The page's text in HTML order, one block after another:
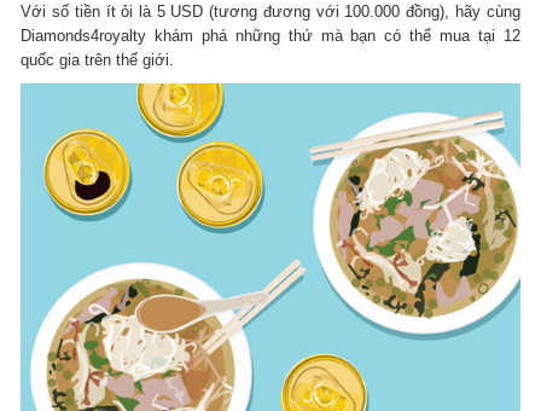
Với số tiền ít ỏi là 5 USD (tương đương với 100.000 đồng), hãy cùng
Diamonds4royalty khám phá những thứ mà bạn có thể mua tại 12
quốc gia trên thế giới.